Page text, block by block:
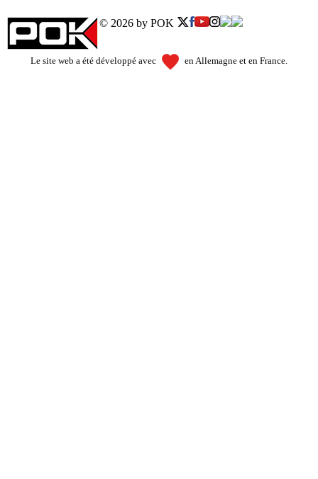
© 2026 by POK
Le site web a été développé avec en Allemagne et en France.